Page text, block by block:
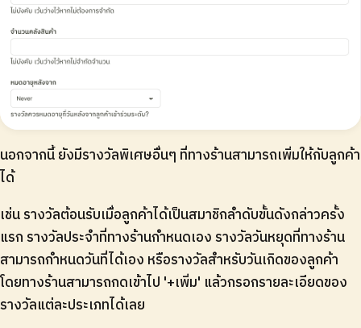
นอกจากนี้ ยังมีรางวัลพิเศษอื่นๆ ที่ทางร้านสามารถเพิ่มให้กับลูกค้า
ได้
เช่น รางวัลต้อนรับเมื่อลูกค้าได้เป็นสมาชิกลำดับขั้นดังกล่าวครั้ง
แรก รางวัลประจำที่ทางร้านกำหนดเอง รางวัลวันหยุดที่ทางร้าน
สามารถกำหนดวันที่ได้เอง หรือรางวัลสำหรับวันเกิดของลูกค้า
โดยทางร้านสามารถกดเข้าไป '+เพิ่ม' แล้วกรอกรายละเอียดของ
รางวัลแต่ละประเภทได้เลย